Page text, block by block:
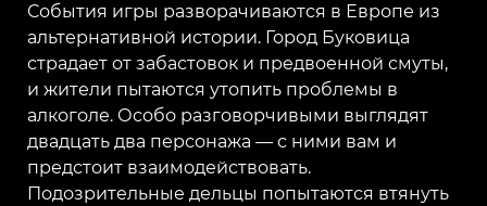
События игры разворачиваются в Европе из
альтернативной истории. Город Буковица
страдает от забастовок и предвоенной смуты,
и жители пытаются утопить проблемы в
алкоголе. Особо разговорчивыми выглядят
двадцать два персонажа — с ними вам и
предстоит взаимодействовать.
Подозрительные дельцы попытаются втянуть